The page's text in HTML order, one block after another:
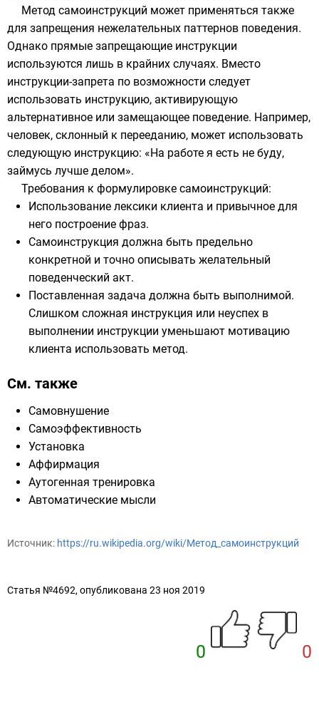
Метод самоинструкций может применяться также
для запрещения нежелательных паттернов поведения.
Однако прямые запрещающие инструкции
используются лишь в крайних случаях. Вместо
инструкции-запрета по возможности следует
использовать инструкцию, активирующую
альтернативное или замещающее поведение. Например,
человек, склонный к перееданию, может использовать
следующую инструкцию: «На работе я есть не буду,
займусь лучше делом».
Требования к формулировке самоинструкций:
Использование лексики клиента и привычное для
него построение фраз.
Самоинструкция должна быть предельно
конкретной и точно описывать желательный
поведенческий акт.
Поставленная задача должна быть выполнимой.
Слишком сложная инструкция или неуспех в
выполнении инструкции уменьшают мотивацию
клиента использовать метод.
См. также
Самовнушение
Самоэффективность
Установка
Аффирмация
Аутогенная тренировка
Автоматические мысли
Источник: https://ru.wikipedia.org/wiki/Метод_самоинструкций
Статья №4692, опубликована 23 ноя 2019
0 0